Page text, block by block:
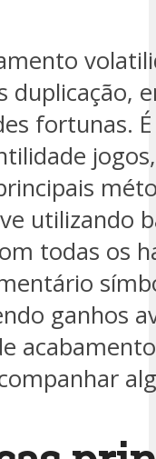
duplicação,
fortunas.
utilizando
todas os
ganhos